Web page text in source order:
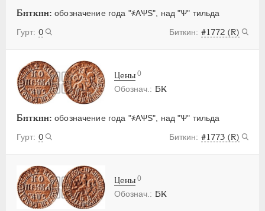
Биткин: обозначение года "҂АѰS", над "Ѱ" тильда
0
#1772 (R)
БК
Биткин: обозначение года "҂АѰS", над "Ѱ" тильда
0
#1773 (R)
Цены 0
БК
Цены 0